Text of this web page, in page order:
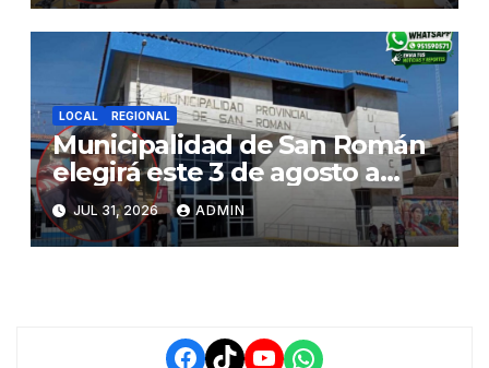
paralizadas
LOCAL REGIONAL
Municipalidad de San Román
elegirá este 3 de agosto a
representantes del Comité
de Seguridad y Salud en el
Trabajo
JUL 31, 2026 ADMIN
Facebook
TikTokYouTube
WhatsApp